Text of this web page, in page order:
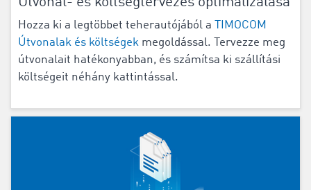
Hozza ki a legtöbbet teherautójából a
TIMOCOM
Útvonalak és költségek megoldással. Tervezze meg
útvonalait hatékonyabban, és számítsa ki szállítási
költségeit néhány kattintással.